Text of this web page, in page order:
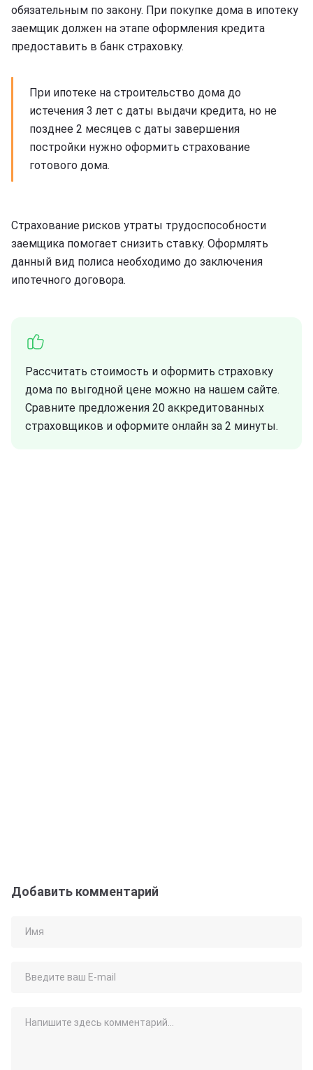
обязательным по закону. При покупке дома в ипотеку
заемщик должен на этапе оформления кредита
предоставить в банк страховку.
При ипотеке на строительство дома до
истечения 3 лет с даты выдачи кредита, но не
позднее 2 месяцев с даты завершения
постройки нужно оформить страхование
готового дома.
Страхование рисков утраты трудоспособности
заемщика помогает снизить ставку. Оформлять
данный вид полиса необходимо до заключения
ипотечного договора.
Рассчитать стоимость и оформить страховку
дома по выгодной цене можно на нашем сайте.
Сравните предложения 20 аккредитованных
страховщиков и оформите онлайн за 2 минуты.
Добавить комментарий